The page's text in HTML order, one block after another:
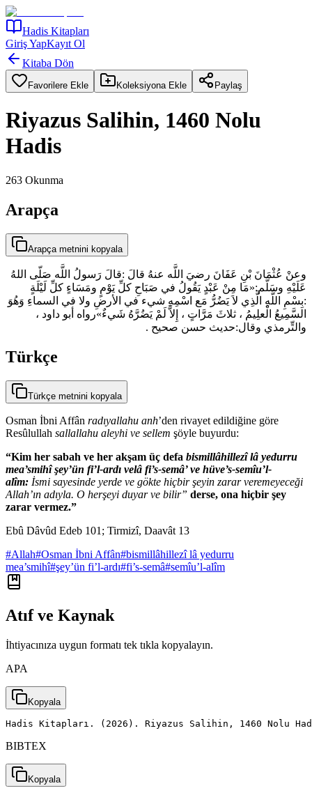
Hadis Kitapları
Giriş YapKayıt Ol
Kitaba Dön
Favorilere Ekle Koleksiyona Ekle Paylaş
Riyazus Salihin, 1460 Nolu
Hadis
263 Okunma
Arapça
Arapça metnini kopyala
وعنْ عُثْمَانَ بْنِ عَفَانَ رضيَ اللَّه عنهُ قالَ :قالَ رَسولُ اللَّه صَلّى اللهُ
عَلَيْهِ وسَلَّم:«مَا مِنْ عَبْدٍ يَقُولُ في صَبَاحِ كلِّ يَوْمٍ ومَسَاءٍ كلِّ لَيْلَةٍ
:بِسْمِ اللَّهِ الَّذِي لاَ يَضُرُّ مَع اسْمِهِ شيء في الأرضِ ولا في السماءِ وَهُوَ
السَّمِيعُ الْعلِيمُ ، ثلاثَ مَرَّاتٍ ، إِلاَّ لَمْ يَضُرَّهُ شَيءٌ»رواه أبو داود ،
والتِّرمذي وقال:حديث حسن صحيح .
Türkçe
Türkçe metnini kopyala
Osman İbni Affân radıyallahu anh’den rivayet edildiğine göre
Resûlullah sallallahu aleyhi ve sellem şöyle buyurdu:
“Kim her sabah ve her akşam üç defa bismillâhillezî lâ yedurru
mea’smihî şey’ün fi’l-ardı velâ fi’s-semâ’ ve hüve’s-semîu’l-
alîm: İsmi sayesinde yerde ve gökte hiçbir şeyin zarar veremeyeceği
Allah’ın adıyla. O herşeyi duyar ve bilir” derse, ona hiçbir şey
zarar vermez.”
Ebû Dâvûd Edeb 101; Tirmizî, Daavât 13
#Allah#Osman İbni Affân#bismillâhillezî lâ yedurru
mea’smihî#şey’ün fi’l-ardı#fi’s-semâ#semîu’l-alîm
Atıf ve Kaynak
İhtiyacınıza uygun formatı tek tıkla kopyalayın.
APA
Kopyala
Hadis Kitapları. (2026). Riyazus Salihin, 1460 Nolu
BIBTEX
Kopyala